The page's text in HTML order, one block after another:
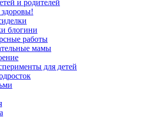
и родителей
здоровы!
блогини
работы
мамы
для детей